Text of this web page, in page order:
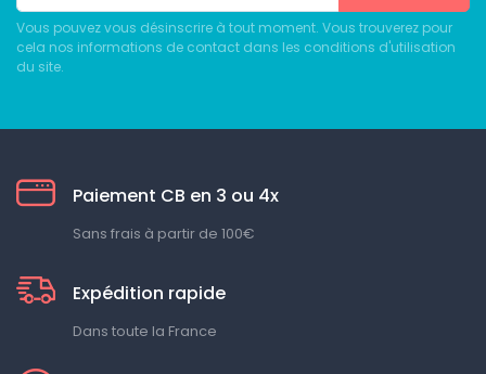
Vous pouvez vous désinscrire à tout moment. Vous trouverez pour
cela nos informations de contact dans les conditions d'utilisation
du site.
Paiement CB en 3 ou 4x
Sans frais à partir de 100€
Expédition rapide
Dans toute la France